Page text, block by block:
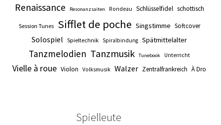
Renaissance Resonanzsaiten Rondeau Schlüsselfidel schottisch
Session Tunes Sifflet de poche Singstimme Softcover
Solospiel Spieltechnik Spiralbindung Spätmittelalter
Tanzmelodien Tanzmusik Tunebook Unterricht
Vielle à roue Violon Volksmusik Walzer Zentralfrankreich À Dro
Spielleute